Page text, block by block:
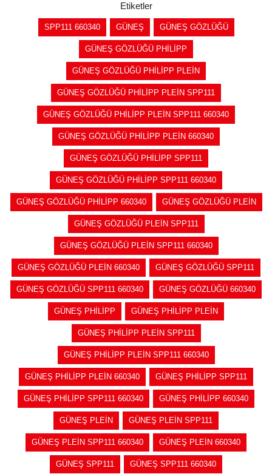
Etiketler
SPP111 660340 GÜNEŞ GÜNEŞ GÖZLÜĞÜ
GÜNEŞ GÖZLÜĞÜ PHİLİPP
GÜNEŞ GÖZLÜĞÜ PHİLİPP PLEİN
GÜNEŞ GÖZLÜĞÜ PHİLİPP PLEİN SPP111
GÜNEŞ GÖZLÜĞÜ PHİLİPP PLEİN SPP111 660340
GÜNEŞ GÖZLÜĞÜ PHİLİPP PLEİN 660340
GÜNEŞ GÖZLÜĞÜ PHİLİPP SPP111
GÜNEŞ GÖZLÜĞÜ PHİLİPP SPP111 660340
GÜNEŞ GÖZLÜĞÜ PHİLİPP 660340 GÜNEŞ GÖZLÜĞÜ PLEİN
GÜNEŞ GÖZLÜĞÜ PLEİN SPP111
GÜNEŞ GÖZLÜĞÜ PLEİN SPP111 660340
GÜNEŞ GÖZLÜĞÜ PLEİN 660340 GÜNEŞ GÖZLÜĞÜ SPP111
GÜNEŞ GÖZLÜĞÜ SPP111 660340 GÜNEŞ GÖZLÜĞÜ 660340
GÜNEŞ PHİLİPP GÜNEŞ PHİLİPP PLEİN
GÜNEŞ PHİLİPP PLEİN SPP111
GÜNEŞ PHİLİPP PLEİN SPP111 660340
GÜNEŞ PHİLİPP PLEİN 660340 GÜNEŞ PHİLİPP SPP111
GÜNEŞ PHİLİPP SPP111 660340 GÜNEŞ PHİLİPP 660340
GÜNEŞ PLEİN GÜNEŞ PLEİN SPP111
GÜNEŞ PLEİN SPP111 660340 GÜNEŞ PLEİN 660340
GÜNEŞ SPP111 GÜNEŞ SPP111 660340